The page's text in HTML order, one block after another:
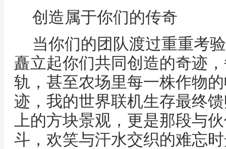
创造属于你们的传奇
当你们的团队渡过重重考
矗立起你们共同创造的奇迹
轨，甚至农场里每一株作物
迹，我的世界联机生存最终
上的方块景观，更是那段与
斗，欢笑与汗水交织的难忘